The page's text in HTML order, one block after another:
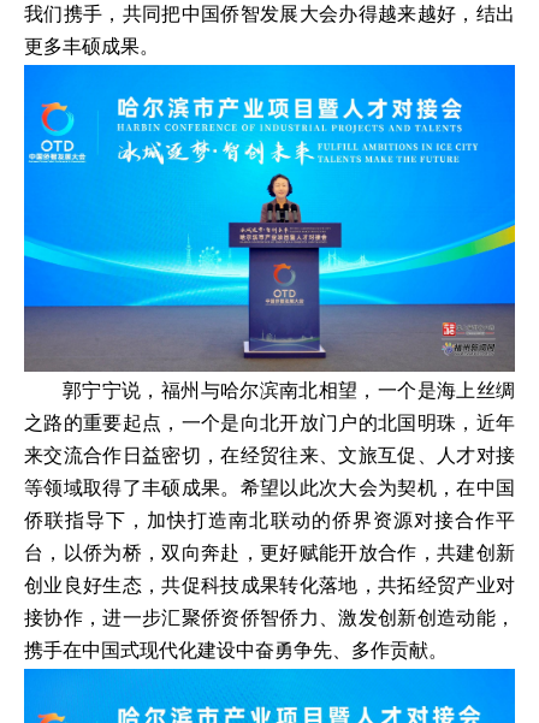
我们携手，共同把中国侨智发展大会办得越来越好，结出
更多丰硕成果。
郭宁宁说，福州与哈尔滨南北相望，一个是海上丝绸
之路的重要起点，一个是向北开放门户的北国明珠，近年
来交流合作日益密切，在经贸往来、文旅互促、人才对接
等领域取得了丰硕成果。希望以此次大会为契机，在中国
侨联指导下，加快打造南北联动的侨界资源对接合作平
台，以侨为桥，双向奔赴，更好赋能开放合作，共建创新
创业良好生态，共促科技成果转化落地，共拓经贸产业对
接协作，进一步汇聚侨资侨智侨力、激发创新创造动能，
携手在中国式现代化建设中奋勇争先、多作贡献。